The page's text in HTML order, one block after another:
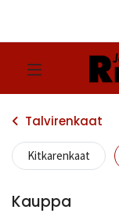
Talvirenkaat
Kitkarenkaat
Kauppa